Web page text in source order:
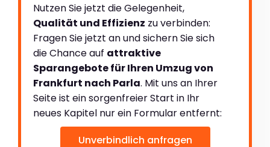
Nutzen Sie jetzt die Gelegenheit,
Qualität und Effizienz zu verbinden:
Fragen Sie jetzt an und sichern Sie sich
die Chance auf attraktive
Sparangebote für Ihren Umzug von
Frankfurt nach Parla. Mit uns an Ihrer
Seite ist ein sorgenfreier Start in Ihr
neues Kapitel nur ein Formular entfernt:
Unverbindlich anfragen